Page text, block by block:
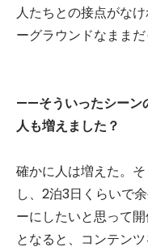
人たちとの接点がな
ーグラウンドなままだ
——そういったシーン
人も増えました？
確かに人は増えた。
し、2泊3日くらいで
ーにしたいと思って
となると、コンテン